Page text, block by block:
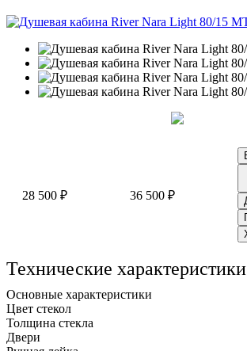
28 500 ₽ 36 500 ₽
Технические характеристики
Основные характеристики
Цвет стекол
Толщина стекла
Двери